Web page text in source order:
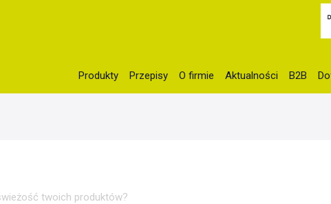
Produkty Przepisy O firmie Aktualności B2B
wp-content/themes/idvetmp-child/single.phpon line5
twoich produktów?